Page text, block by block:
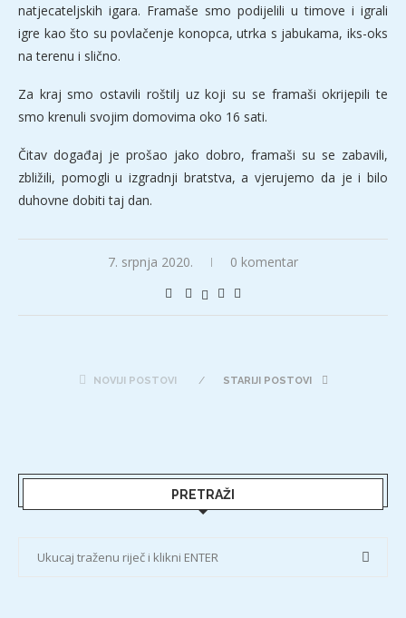
natjecateljskih igara. Framaše smo podijelili u timove i igrali
igre kao što su povlačenje konopca, utrka s jabukama, iks-oks
na terenu i slično.
Za kraj smo ostavili roštilj uz koji su se framaši okrijepili te
smo krenuli svojim domovima oko 16 sati.
Čitav događaj je prošao jako dobro, framaši su se zabavili,
zbližili, pomogli u izgradnji bratstva, a vjerujemo da je i bilo
duhovne dobiti taj dan.
7. srpnja 2020. 0 komentar
NOVIJI POSTOVI STARIJI POSTOVI
PRETRAŽI